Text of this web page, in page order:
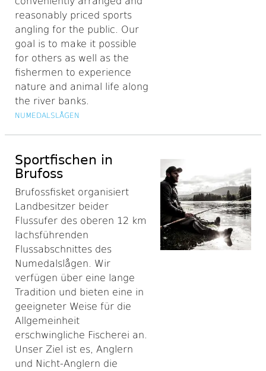
reasonably priced sports
angling for the public. Our
goal is to make it possible
for others as well as the
fishermen to experience
nature and animal life along
the river banks.
NUMEDALSLÅGEN
Sportfischen in
Brufoss
Brufossfisket organisiert
Landbesitzer beider
Flussufer des oberen 12 km
lachsführenden
Flussabschnittes des
Numedalslågen. Wir
verfügen über eine lange
Tradition und bieten eine in
geeigneter Weise für die
Allgemeinheit
erschwingliche Fischerei an.
Unser Ziel ist es, Anglern
und Nicht-Anglern die